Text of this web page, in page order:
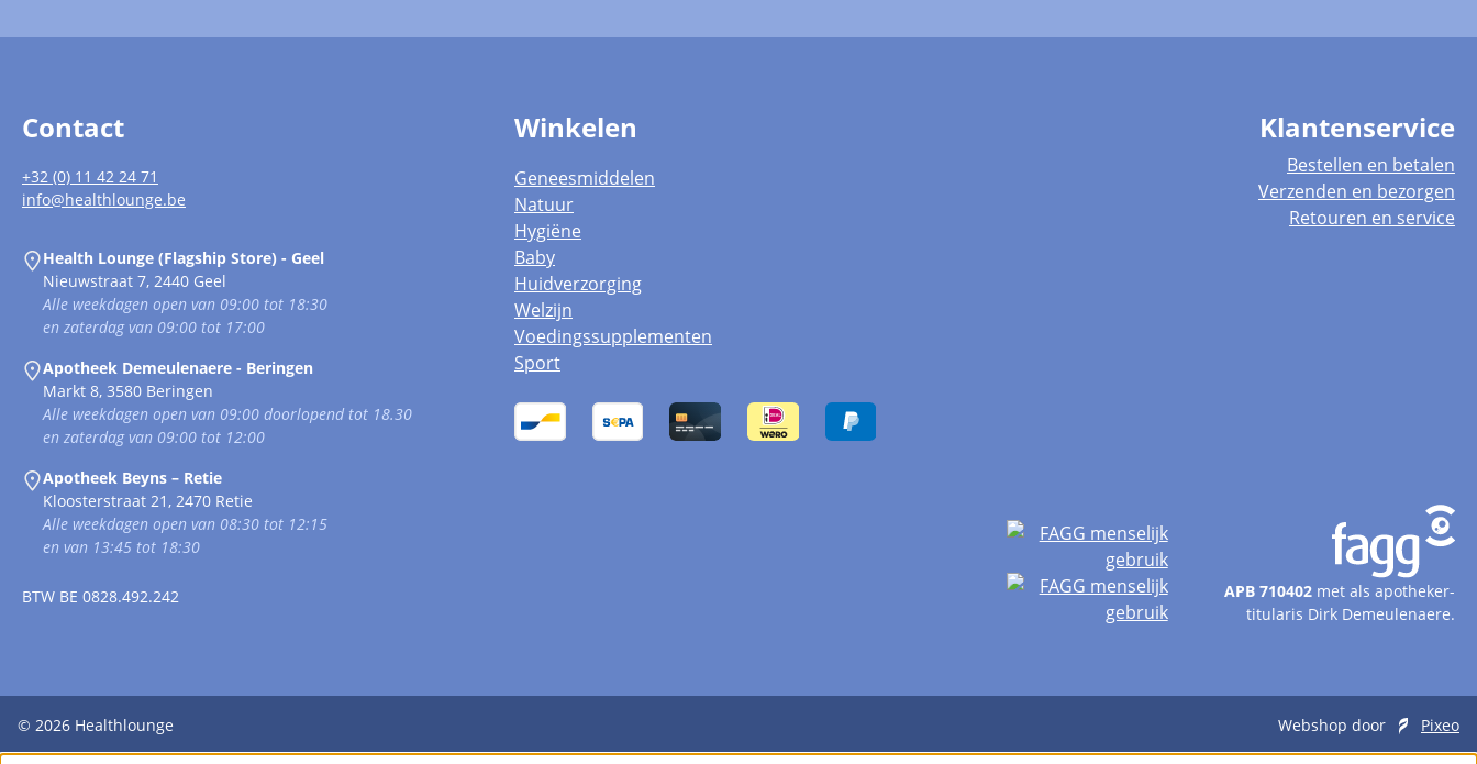
Contact
+32 (0) 11 42 24 71
info@healthlounge.be
Health Lounge (Flagship Store) - Geel
Nieuwstraat 7, 2440 Geel
Alle weekdagen open van 09:00 tot 18:30
en zaterdag van 09:00 tot 17:00
Apotheek Demeulenaere - Beringen
Markt 8, 3580 Beringen
Alle weekdagen open van 09:00 doorlopend tot 18.30
en zaterdag van 09:00 tot 12:00
Apotheek Beyns – Retie
Kloosterstraat 21, 2470 Retie
Alle weekdagen open van 08:30 tot 12:15
en van 13:45 tot 18:30
BTW BE 0828.492.242
Winkelen
Geneesmiddelen
Natuur
Hygiëne
Baby
Huidverzorging
Welzijn
Voedingssupplementen
Sport
Klantenservice
Bestellen en betalen
Verzenden en bezorgen
Retouren en service
APB 710402met als apotheker-
titularis Dirk Demeulenaere.
© 2026 Healthlounge Webshop door Pixeo